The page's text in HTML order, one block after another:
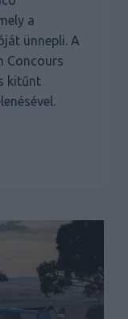
a
ünnepli. A
Concours
kitűnt